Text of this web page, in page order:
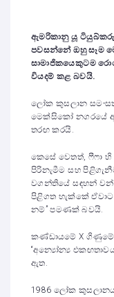
ඇමරිකානු යූ
පවසන්නේ ඔහු සෑම
සාමාජිකයෙකුටම
වියදම් කළ බවයි.
ලෝක කුසලාන සම-
මෙක්සිකෝ නගරයේ
තරඟ කරයි.
කෙසේ වෙතත්, ෆීෆා හි
පිරිනැමීම සහ
වගන්තියේ සඳහන්
පිළිගත හැක්කේ
නම්” පමණක් බවයි.
කණ්ඩායමේ X
“අන්‍යෝන්‍ය
ඇත.
1986 ලෝක